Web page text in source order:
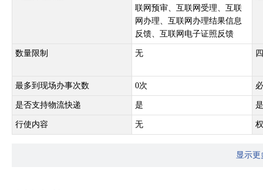
联网预审、互联网受理、互联
网办理、互联网办理结果信息
反馈、互联网电子证照反馈
数量限制 无
最多到现场办事次数 0次
是否支持物流快递 是
行使内容 无
显示更